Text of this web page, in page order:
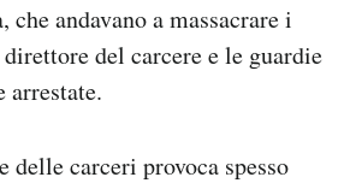
andavano a massacrare i
del carcere e le guardie
arrestate.
delle carceri provoca spesso